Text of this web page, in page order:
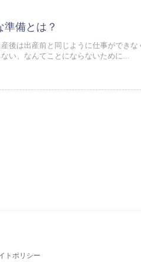
備とは？
後は出産前と同じように仕事ができな
い、なんてことにならないために...
トポリシー